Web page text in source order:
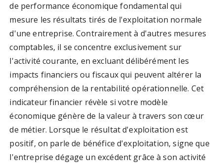
de performance économique fondamental qui
mesure les résultats tirés de l'exploitation normale
d'une entreprise. Contrairement à d'autres mesures
comptables, il se concentre exclusivement sur
l'activité courante, en excluant délibérément les
impacts financiers ou fiscaux qui peuvent altérer la
compréhension de la rentabilité opérationnelle. Cet
indicateur financier révèle si votre modèle
économique génère de la valeur à travers son cœur
de métier. Lorsque le résultat d'exploitation est
positif, on parle de bénéfice d'exploitation, signe que
l'entreprise dégage un excédent grâce à son activité